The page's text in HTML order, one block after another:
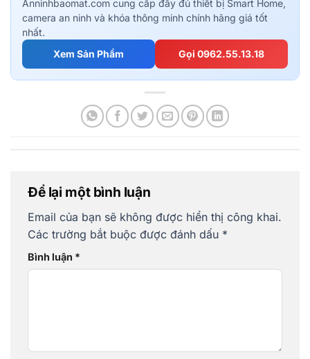
Anninhbaomat.com cung cấp đầy đủ thiết bị Smart Home,
camera an ninh và khóa thông minh chính hãng giá tốt
nhất.
Xem Sản Phẩm
Gọi 0962.55.13.18
Để lại một bình luận
Email của bạn sẽ không được hiển thị công khai.
Các trường bắt buộc được đánh dấu *
Bình luận *